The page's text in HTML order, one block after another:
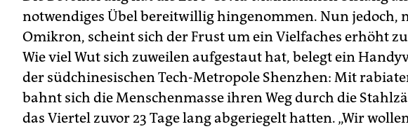
notwendiges Übel bereitwillig hingenommen. Nun jedoch,
Omikron, scheint sich der Frust um ein Vielfaches erhöht
Wie viel Wut sich zuweilen aufgestaut hat, belegt ein
der südchinesischen Tech-Metropole Shen­zhen: Mit
bahnt sich die Menschenmasse ihren Weg durch die
das Viertel zuvor 23 Tage lang abgeriegelt hatten. „Wir